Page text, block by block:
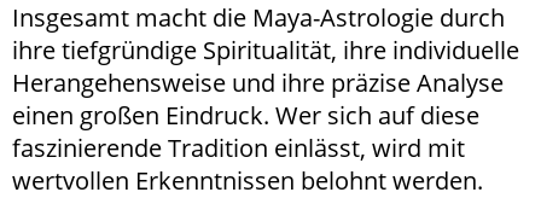
Insgesamt macht die Maya-Astrologie durch
ihre tiefgründige Spiritualität, ihre individuelle
Herangehensweise und ihre präzise Analyse
einen großen Eindruck. Wer sich auf diese
faszinierende Tradition einlässt, wird mit
wertvollen Erkenntnissen belohnt werden.